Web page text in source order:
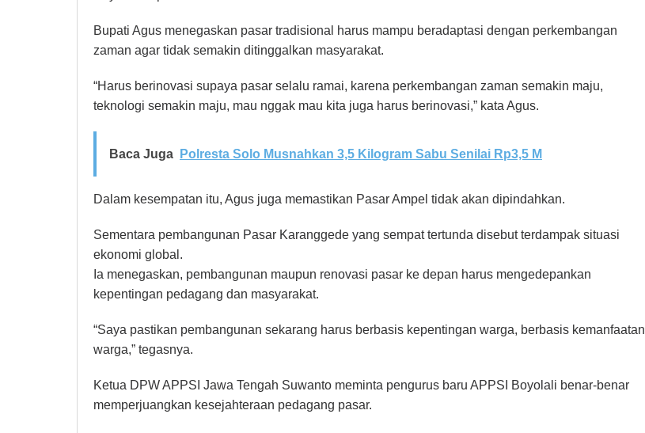
Bupati Agus menegaskan pasar tradisional harus mampu beradaptasi dengan perkembangan
zaman agar tidak semakin ditinggalkan masyarakat.
“Harus berinovasi supaya pasar selalu ramai, karena perkembangan zaman semakin maju,
teknologi semakin maju, mau nggak mau kita juga harus berinovasi,” kata Agus.
Baca Juga Polresta Solo Musnahkan 3,5 Kilogram Sabu Senilai Rp3,5 M
Dalam kesempatan itu, Agus juga memastikan Pasar Ampel tidak akan dipindahkan.
Sementara pembangunan Pasar Karanggede yang sempat tertunda disebut terdampak situasi
ekonomi global.
Ia menegaskan, pembangunan maupun renovasi pasar ke depan harus mengedepankan
kepentingan pedagang dan masyarakat.
“Saya pastikan pembangunan sekarang harus berbasis kepentingan warga, berbasis kemanfaatan
warga,” tegasnya.
Ketua DPW APPSI Jawa Tengah Suwanto meminta pengurus baru APPSI Boyolali benar-benar
memperjuangkan kesejahteraan pedagang pasar.